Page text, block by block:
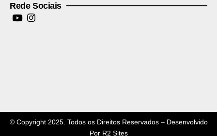
Rede Sociais
© Copyright 2025. Todos os Direitos Reservados – Desenvolvido
Por R2 Sites